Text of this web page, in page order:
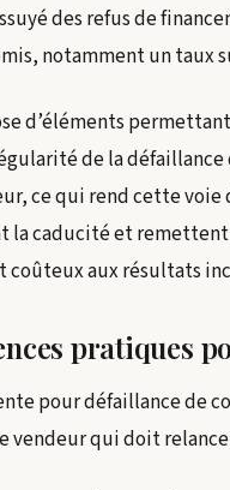
des refus de
notamment un taux
d’éléments
de la défaillance
ce qui rend cette
la caducité et
aux résultats
pratiques
pour défaillance de
vendeur qui doit